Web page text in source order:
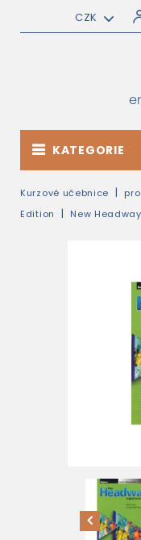
CZK
KATEGORIE
Kurzové učebnice
Edition
New